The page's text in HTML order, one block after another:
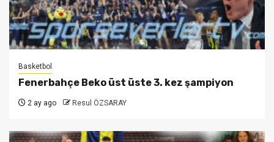
Basketbol
Fenerbahçe Beko üst üste 3. kez şampiyon
2 ay ago Resul ÖZSARAY